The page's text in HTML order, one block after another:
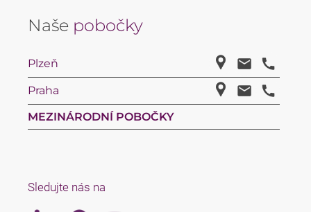
Naše pobočky
Plzeň
Praha
MEZINÁRODNÍ POBOČKY
Sledujte nás na